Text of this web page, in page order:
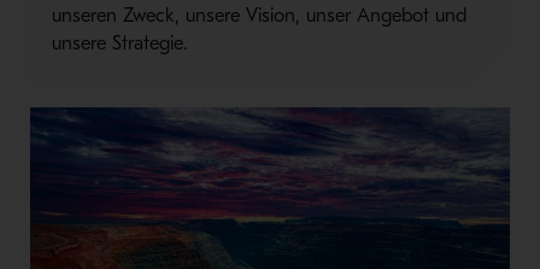
unseren Zweck, unsere Vision, unser Angebot und
unsere Strategie.